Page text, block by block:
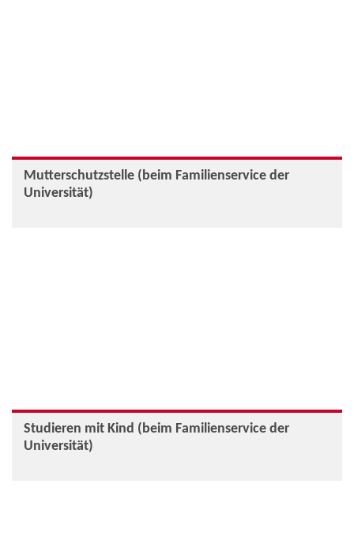
Mutterschutzstelle (beim Familienservice der
Universität)
Studieren mit Kind (beim Familienservice der
Universität)